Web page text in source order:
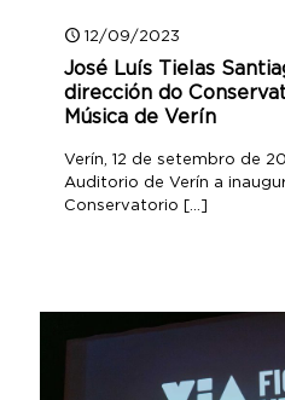
12/09/2023
José Luís Tielas
dirección do
Música de Verín
Verín, 12 de setembro de
Auditorio de Verín a
Conservatorio […]